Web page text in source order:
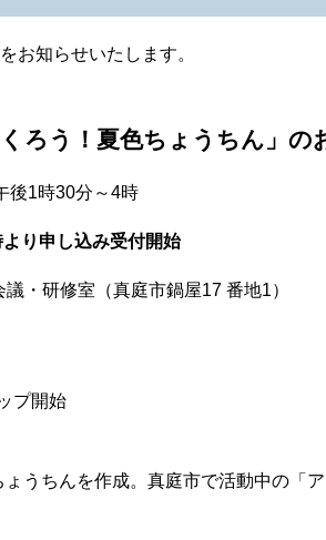
お知らせいたします。
ろう！夏色ちょうちん」の
後1時30分～4時
り申し込み受付開始
・研修室（真庭市鍋屋17 番地1）
開始
うちんを作成。真庭市で活動中の「